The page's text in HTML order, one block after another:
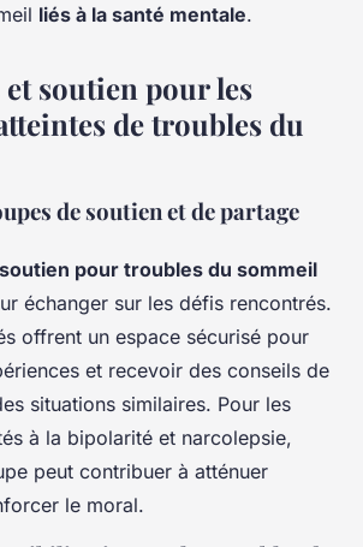
liés à la santé mentale.
et soutien pour les
de troubles du
de soutien et de partage
pour troubles du sommeil
échanger sur les défis rencontrés.
offrent un espace sécurisé pour
et recevoir des conseils de
situations similaires. Pour les
à la bipolarité et narcolepsie,
peut contribuer à atténuer
le moral.